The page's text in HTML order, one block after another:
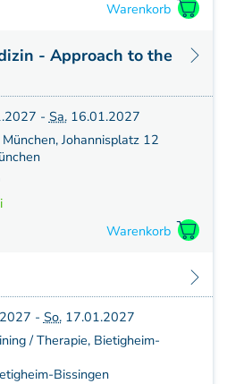
Zertifikat (postgraduate)
- Zertifikat
- Zertifikat
Therapie
Gerät
Education
- Approach to the
- Sa.16.01.2027
Johannisplatz 12
- So.17.01.2027
/ Therapie, Bietigheim-
Bissingen